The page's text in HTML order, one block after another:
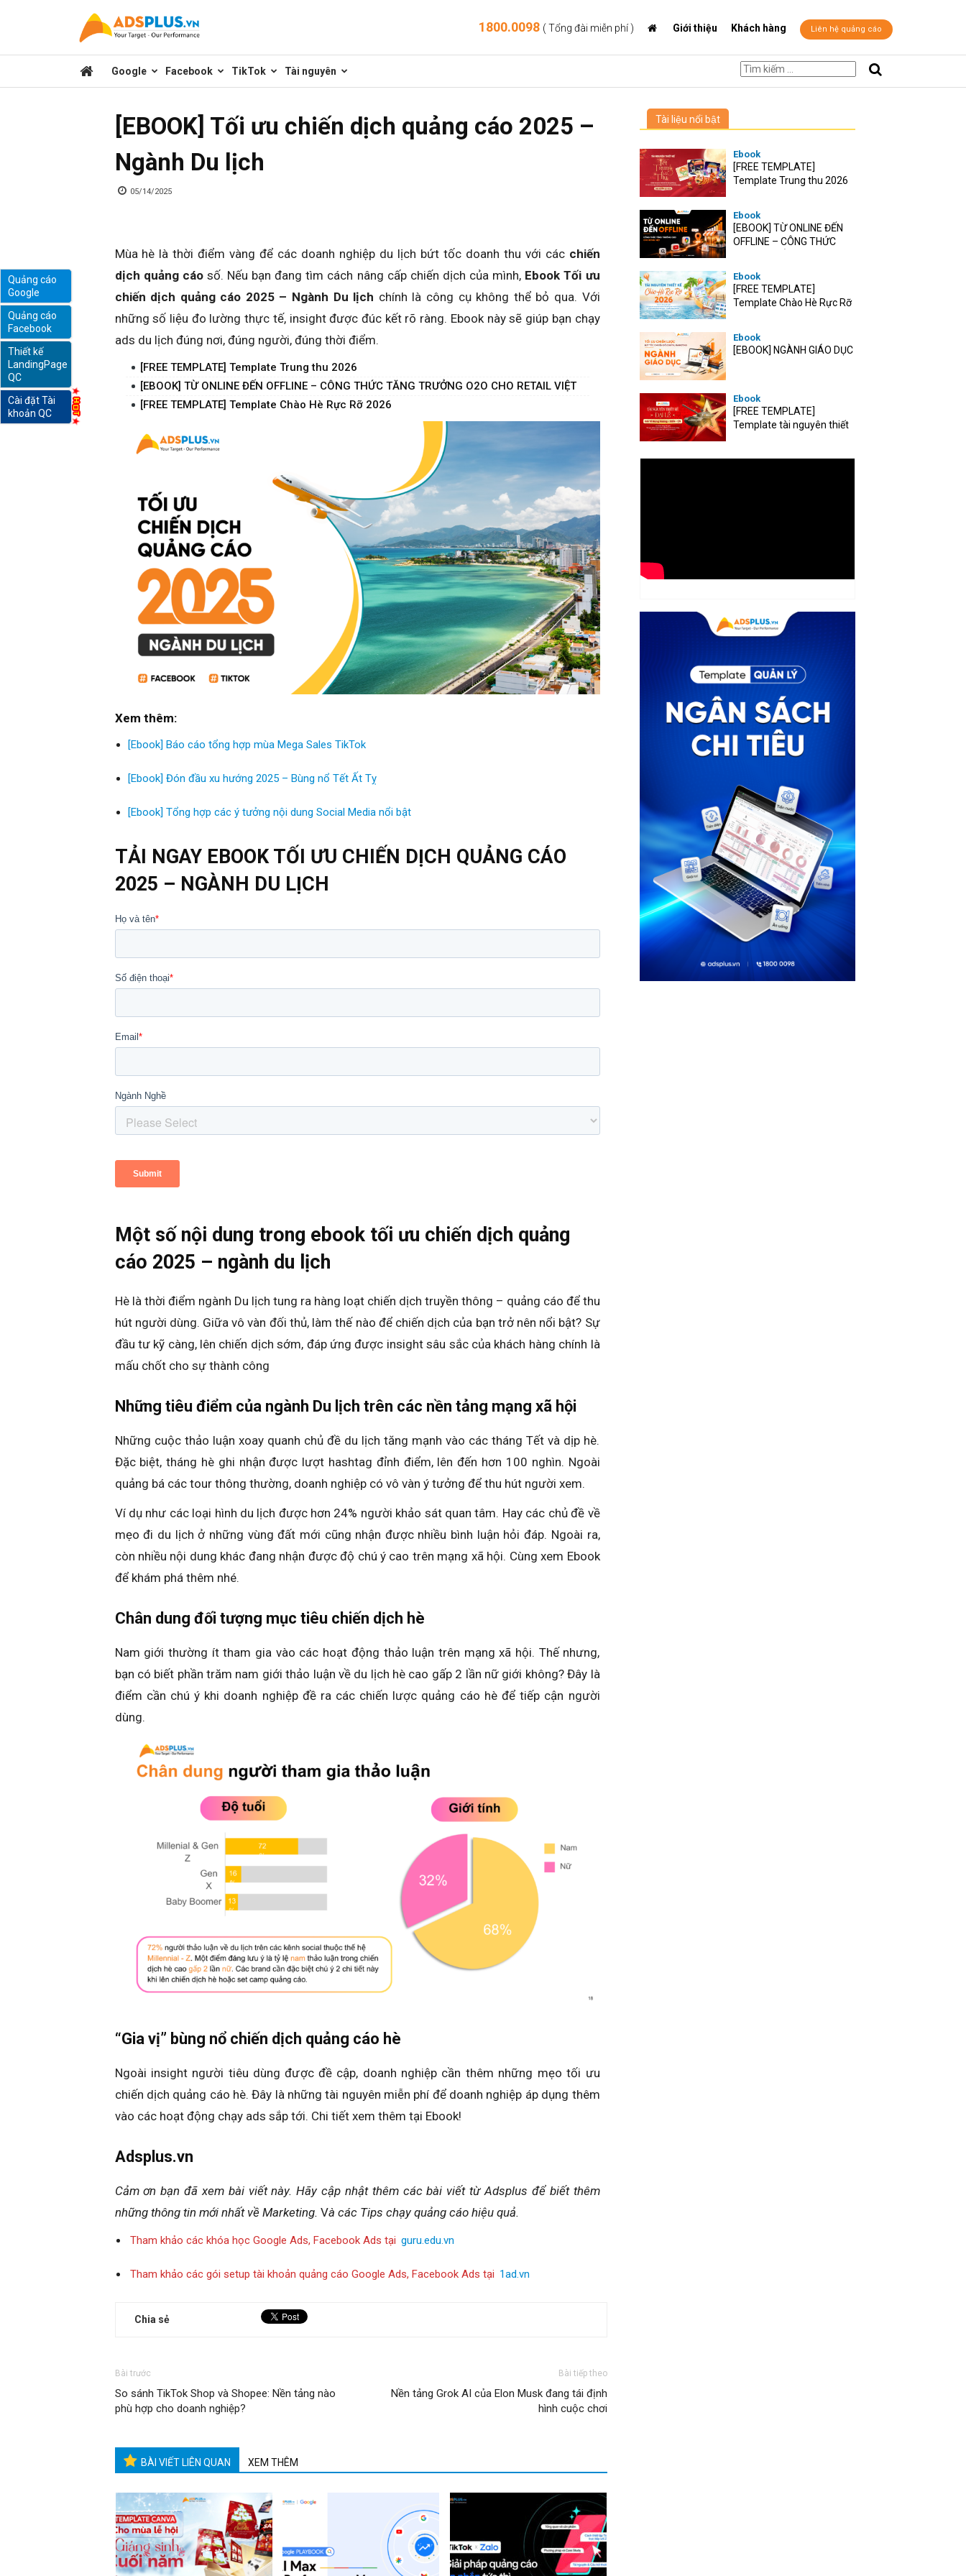
sẻ
thức
marketing
1800.0098 ( Tổng đài miễn phí ) Giới thiệu Khách hàng Liên hệ quảng cáo
Google Facebook TikTok Tài nguyên
[EBOOK] Tối ưu chiến dịch quảng cáo 2025 –
Ngành Du lịch
05/14/2025
Mùa hè là thời điểm vàng để các doanh nghiệp du lịch bứt tốc doanh thu với các chiến
dịch quảng cáosố. Nếu bạn đang tìm cách nâng cấp chiến dịch của mình, Ebook Tối ưu
chiến dịch quảng cáo 2025 – Ngành Du lịch chính là công cụ không thể bỏ qua. Với
những số liệu đo lường thực tế, insight được đúc kết rõ ràng. Ebook này sẽ giúp bạn chạy
ads du lịch đúng nơi, đúng người, đúng thời điểm.
[FREE TEMPLATE] Template Trung thu 2026
[EBOOK] TỪ ONLINE ĐẾN OFFLINE – CÔNG THỨC TĂNG TRƯỞNG O2O CHO RETAIL VIỆT
[FREE TEMPLATE] Template Chào Hè Rực Rỡ 2026
Xem thêm:
[Ebook] Báo cáo tổng hợp mùa Mega Sales TikTok
[Ebook] Đón đầu xu hướng 2025 – Bùng nổ Tết Ất Tỵ
[Ebook] Tổng hợp các ý tưởng nội dung Social Media nổi bật
TẢI NGAY EBOOK TỐI ƯU CHIẾN DỊCH QUẢNG CÁO
2025 – NGÀNH DU LỊCH
Một số nội dung trong ebook tối ưu chiến dịch quảng
cáo 2025 – ngành du lịch
Hè là thời điểm ngành Du lịch tung ra hàng loạt chiến dịch truyền thông – quảng cáo để thu
hút người dùng. Giữa vô vàn đối thủ, làm thế nào để chiến dịch của bạn trở nên nổi bật? Sự
đầu tư kỹ càng, lên chiến dịch sớm, đáp ứng được insight sâu sắc của khách hàng chính là
mấu chốt cho sự thành công
Những tiêu điểm của ngành Du lịch trên các nền tảng mạng xã hội
Những cuộc thảo luận xoay quanh chủ đề du lịch tăng mạnh vào các tháng Tết và dịp hè.
Đặc biệt, tháng hè ghi nhận được lượt hashtag đỉnh điểm, lên đến hơn 100 nghìn. Ngoài
quảng bá các tour thông thường, doanh nghiệp có vô vàn ý tưởng để thu hút người xem.
Ví dụ như các loại hình du lịch được hơn 24% người khảo sát quan tâm. Hay các chủ đề về
mẹo đi du lịch ở những vùng đất mới cũng nhận được nhiều bình luận hỏi đáp. Ngoài ra,
còn nhiều nội dung khác đang nhận được độ chú ý cao trên mạng xã hội. Cùng xem Ebook
để khám phá thêm nhé.
Chân dung đối tượng mục tiêu chiến dịch hè
Nam giới thường ít tham gia vào các hoạt động thảo luận trên mạng xã hội. Thế nhưng,
bạn có biết phần trăm nam giới thảo luận về du lịch hè cao gấp 2 lần nữ giới không? Đây là
điểm cần chú ý khi doanh nghiệp đề ra các chiến lược quảng cáo hè để tiếp cận người
dùng.
“Gia vị” bùng nổ chiến dịch quảng cáo hè
Ngoài insight người tiêu dùng được đề cập, doanh nghiệp cần thêm những mẹo tối ưu
chiến dịch quảng cáo hè. Đây là những tài nguyên miễn phí để doanh nghiệp áp dụng thêm
vào các hoạt động chạy ads sắp tới. Chi tiết xem thêm tại Ebook!
Adsplus.vn
Cảm ơn bạn đã xem bài viết này. Hãy cập nhật thêm các bài viết từ Adsplus để biết thêm
những thông tin mới nhất về Marketing. Và các Tips chạy quảng cáo hiệu quả.
Tham khảo các khóa học Google Ads, Facebook Ads tại guru.edu.vn
Tham khảo các gói setup tài khoản quảng cáo Google Ads, Facebook Ads tại 1ad.vn
Quảng cáo
Google
Quảng cáo
Facebook
Thiết kế
LandingPage
QC
Cài đặt Tài
khoản QC
Chia sẻ
Bài trước
So sánh TikTok Shop và Shopee: Nền tảng nào
phù hợp cho doanh nghiệp?
Bài tiếp theo
Nền tảng Grok AI của Elon Musk đang tái định
hình cuộc chơi
BÀI VIẾT LIÊN QUAN XEM THÊM
Tài liệu nổi bật
Ebook
[FREE TEMPLATE]
Template Trung thu 2026
Ebook
[EBOOK] TỪ ONLINE ĐẾN
OFFLINE – CÔNG THỨC
Ebook
[FREE TEMPLATE]
Template Chào Hè Rực Rỡ
Ebook
[EBOOK] NGÀNH GIÁO DỤC
Ebook
[FREE TEMPLATE]
Template tài nguyên thiết